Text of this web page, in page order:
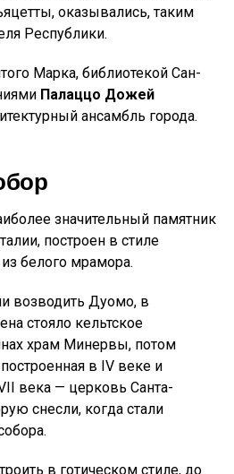
оказывались, таким
Республики.
Марка, библиотекой Сан-
Палаццо Дожей
ансамбль города.
значительный памятник
построен в стиле
белого мрамора.
возводить Дуомо, в
стояло кельтское
храм Минервы, потом
в IV веке и
века — церковь Санта-
снесли, когда стали
в готическом стиле, до